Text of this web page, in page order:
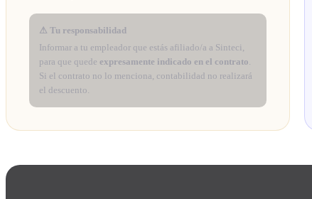
⚠ Tu responsabilidad
Informar a tu empleador que estás afiliado/a a Sinteci,
para que quede expresamente indicado en el contrato
Si el contrato no lo menciona, contabilidad no realizará
el descuento.